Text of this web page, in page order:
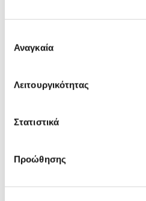
συγκατάθεσης
Αναγκαία
Λειτουργικότητας
Στατιστικά
Προώθησης
Ενεργειακή κλάση:
παρουσίαση
προϊόντος
Αξιολογήσεις